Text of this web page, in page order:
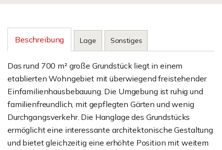
Beschreibung Lage Sonstiges
Das rund 700 m² große Grundstück liegt in einem
etablierten Wohngebiet mit überwiegend freistehender
Einfamilienhausbebauung. Die Umgebung ist ruhig und
familienfreundlich, mit gepflegten Gärten und wenig
Durchgangsverkehr. Die Hanglage des Grundstücks
ermöglicht eine interessante architektonische Gestaltung
und bietet gleichzeitig eine erhöhte Position mit weitem